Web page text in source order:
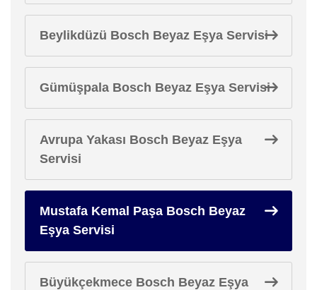
Beylikdüzü Bosch Beyaz Eşya Servisi
Gümüşpala Bosch Beyaz Eşya Servisi
Avrupa Yakası Bosch Beyaz Eşya
Servisi
Mustafa Kemal Paşa Bosch Beyaz
Eşya Servisi
Büyükçekmece Bosch Beyaz Eşya